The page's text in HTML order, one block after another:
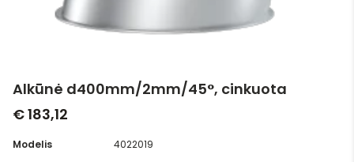
Alkūnė d400mm/2mm/45°, cinkuota
€ 183,12
Modelis 4022019